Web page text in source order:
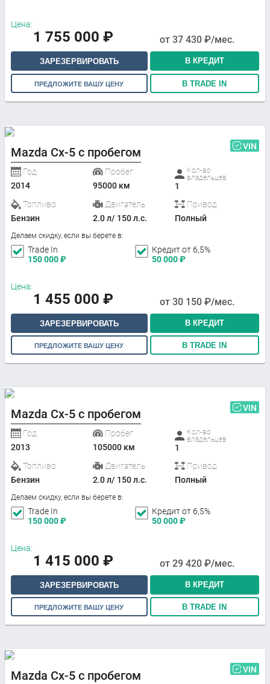
Цена:
1 755 000 ₽ от 37 430 ₽/мес.
ЗАРЕЗЕРВИРОВАТЬ В КРЕДИТ
ПРЕДЛОЖИТЕ ВАШУ ЦЕНУ В TRADE IN
Mazda Cx-5 с пробегом VIN
Год
2014
Пробег
95000 км
Кол-во
владельцев
1
Топливо
Бензин
Двигатель
2.0 л/ 150 л.с.
Привод
Полный
Делаем скидку, если вы берете в:
Trade In
150 000₽
Кредит от 6,5%
50 000₽
Цена:
1 455 000 ₽ от 30 150 ₽/мес.
ЗАРЕЗЕРВИРОВАТЬ В КРЕДИТ
ПРЕДЛОЖИТЕ ВАШУ ЦЕНУ В TRADE IN
Mazda Cx-5 с пробегом VIN
Год
2013
Пробег
105000 км
Кол-во
владельцев
1
Топливо
Бензин
Двигатель
2.0 л/ 150 л.с.
Привод
Полный
Делаем скидку, если вы берете в:
Trade In
150 000₽
Кредит от 6,5%
50 000₽
Цена:
1 415 000 ₽ от 29 420 ₽/мес.
ЗАРЕЗЕРВИРОВАТЬ В КРЕДИТ
ПРЕДЛОЖИТЕ ВАШУ ЦЕНУ В TRADE IN
Mazda Cx-5 с пробегом VIN